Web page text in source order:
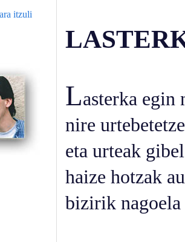
Lasterka egin
nire
eta urteak
haize hotzak
bizirik